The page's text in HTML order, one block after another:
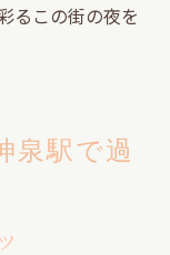
るこの街の夜を
泉駅で過